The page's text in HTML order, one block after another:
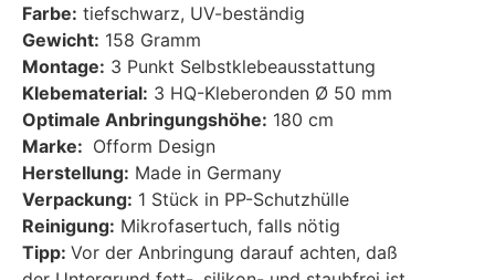
Farbe: tiefschwarz, UV-beständig
Gewicht: 158 Gramm
Montage: 3 Punkt Selbstklebeausstattung
Klebematerial: 3 HQ-Kleberonden Ø 50 mm
Optimale Anbringungshöhe: 180 cm
Marke: Ofform Design
Herstellung: Made in Germany
Verpackung: 1 Stück in PP-Schutzhülle
Reinigung: Mikrofasertuch, falls nötig
Tipp: Vor der Anbringung darauf achten, daß